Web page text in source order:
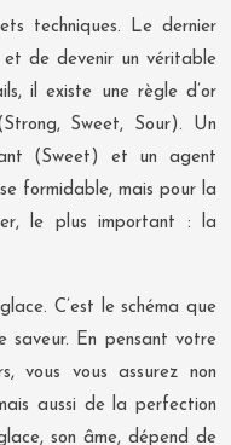
techniques. Le dernier
de devenir un véritable
il existe une règle d’or
Sweet, Sour). Un
(Sweet) et un agent
formidable, mais pour la
le plus important : la
C’est le schéma que
saveur. En pensant votre
vous vous assurez non
aussi de la perfection
son âme, dépend de